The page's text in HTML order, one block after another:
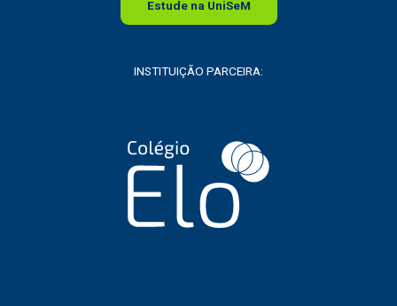
Estude na UniSeM
INSTITUIÇÃO PARCEIRA: